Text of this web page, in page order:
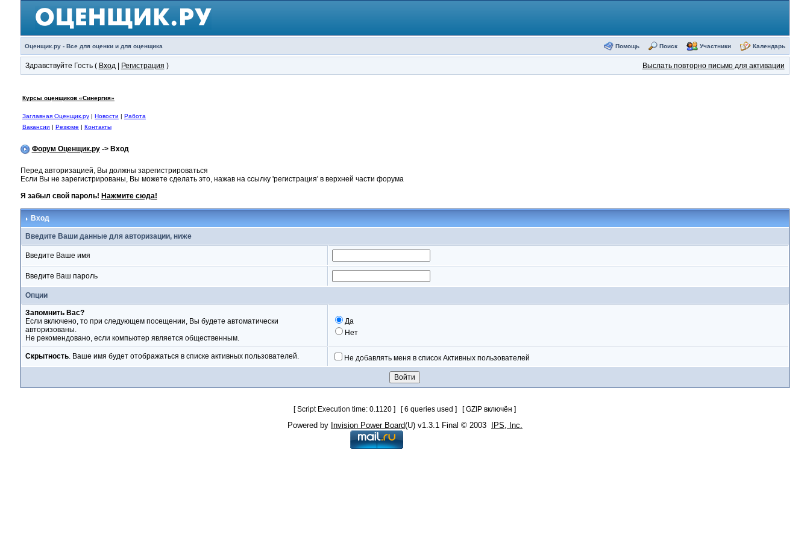
Оценщик.ру - Все для оценки и для оценщика Помощь Поиск Участники Календарь
Здравствуйте Гость ( Вход| Регистрация ) Выслать повторно письмо для активации
Курсы оценщиков «Синергия»
Заглавная Оценщик.ру| Новости | Работа
Вакансии | Резюме | Контакты
Форум Оценщик.ру-> Вход
Перед авторизацией, Вы должны зарегистрироваться
Если Вы не зарегистрированы, Вы можете сделать это, нажав на ссылку 'регистрация' в верхней части форума
Я забыл свой пароль! Нажмите сюда!
Вход
Введите Ваши данные для авторизации, ниже
Введите Ваше имя
Введите Ваш пароль
Опции
Запомнить Вас?
Если включено, то при следующем посещении, Вы будете автоматически
авторизованы.
Не рекомендовано, если компьютер является общественным.
Да
Нет
Скрытность. Ваше имя будет отображаться в списке активных пользователей. Не добавлять меня в список Активных пользователей
[ Script Execution time: 0.1120 ] [ 6 queries used ] [ GZIP включён ]
Powered by Invision Power Board(U) v1.3.1 Final © 2003 IPS, Inc.